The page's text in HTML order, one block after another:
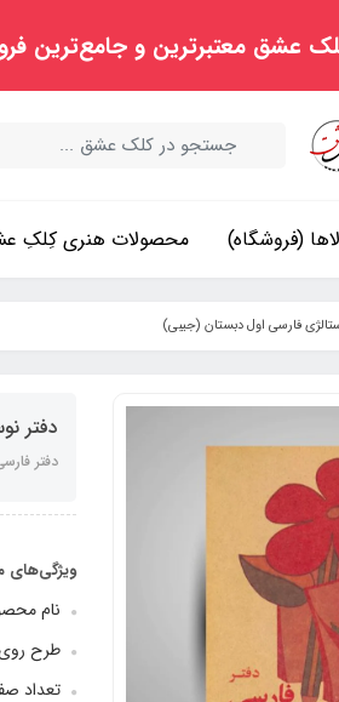
عشق معتبرترین و جامع‌ترین
(فروشگاه) محصولات هنری کِلکِ
فارسی اول دبستان (جیبی)
دفتر
دفتر
نام
طرح
تعداد صفحه: